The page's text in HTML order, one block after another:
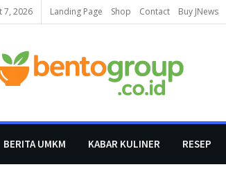
7, 2026 Landing Page Shop Contact Buy JNews
BERITA UMKM KABAR KULINER RESEP